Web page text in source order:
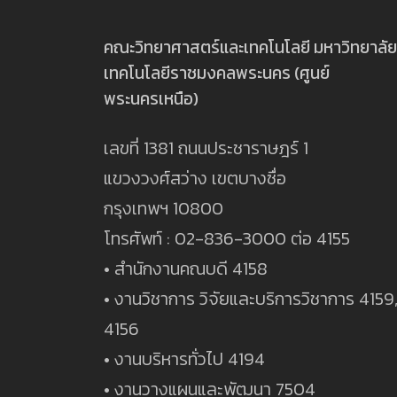
คณะวิทยาศาสตร์และเทคโนโลยี มหาวิทยาลัย
เทคโนโลยีราชมงคลพระนคร (ศูนย์
พระนครเหนือ)
เลขที่ 1381 ถนนประชาราษฎร์ 1
แขวงวงศ์สว่าง เขตบางซื่อ
กรุงเทพฯ 10800
โทรศัพท์ : 02-836-3000 ต่อ 4155
• สำนักงานคณบดี 4158
• งานวิชาการ วิจัยและบริการวิชาการ 4159,
4156
• งานบริหารทั่วไป 4194
• งานวางแผนและพัฒนา 7504